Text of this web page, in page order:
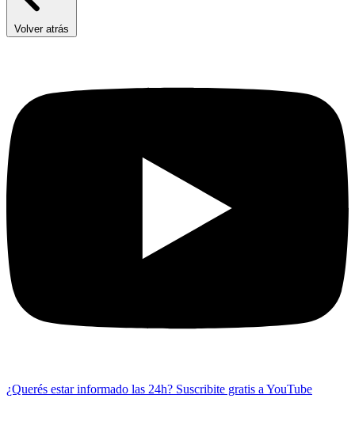
Volver atrás
¿Querés estar informado las 24h? Suscribite gratis a YouTube